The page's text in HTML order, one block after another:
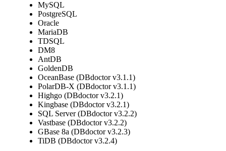
MySQL
PostgreSQL
Oracle
MariaDB
TDSQL
DM8
AntDB
GoldenDB
OceanBase (DBdoctor v3.1.1)
PolarDB-X (DBdoctor v3.1.1)
Highgo (DBdoctor v3.2.1)
Kingbase (DBdoctor v3.2.1)
SQL Server (DBdoctor v3.2.2)
Vastbase (DBdoctor v3.2.2)
GBase 8a (DBdoctor v3.2.3)
TiDB (DBdoctor v3.2.4)